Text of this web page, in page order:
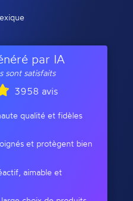
par IA
sont satisfaits
3958 avis
qualité et fidèles
et protègent bien
aimable et